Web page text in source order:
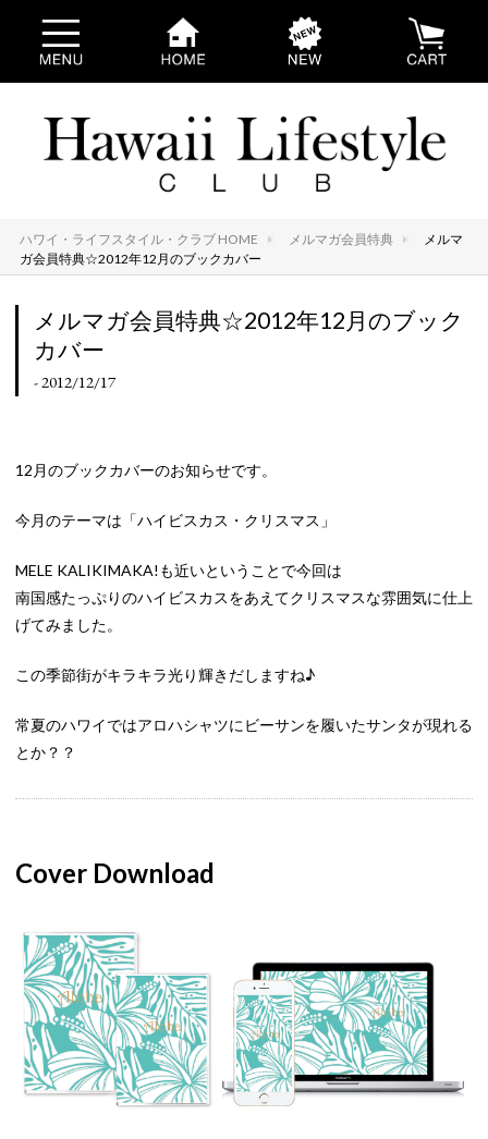
ハワイ・ライフスタイル・クラブ HOME メルマガ会員特典
メルマ
ガ会員特典☆2012年12月のブックカバー
メルマガ会員特典☆2012年12月のブック
カバー
- 2012/12/17
12月のブックカバーのお知らせです。
今月のテーマは「ハイビスカス・クリスマス」
MELE KALIKIMAKA!も近いということで今回は
南国感たっぷりのハイビスカスをあえてクリスマスな雰囲気に仕上
げてみました。
この季節街がキラキラ光り輝きだしますね♪
常夏のハワイではアロハシャツにビーサンを履いたサンタが現れる
とか？？
Cover Download